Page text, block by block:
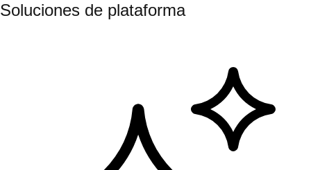
Soluciones de plataforma